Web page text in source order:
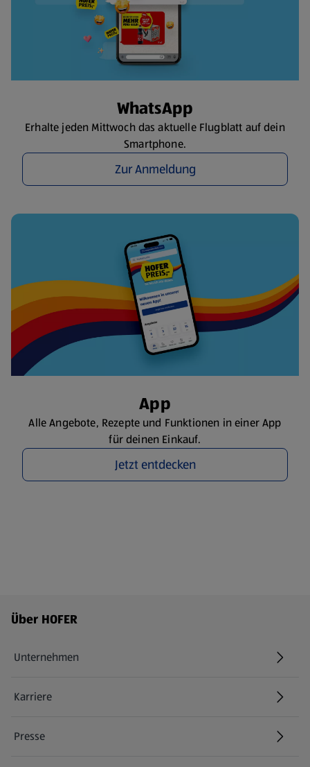
WhatsApp
Erhalte jeden Mittwoch das aktuelle Flugblatt auf dein
Smartphone.
Zur Anmeldung
App
Alle Angebote, Rezepte und Funktionen in einer App
für deinen Einkauf.
Jetzt entdecken
Fußzeilenmenü - weitere Links
Über HOFER
Unternehmen
Karriere
(öffnet in einem neuen Tab)
Presse